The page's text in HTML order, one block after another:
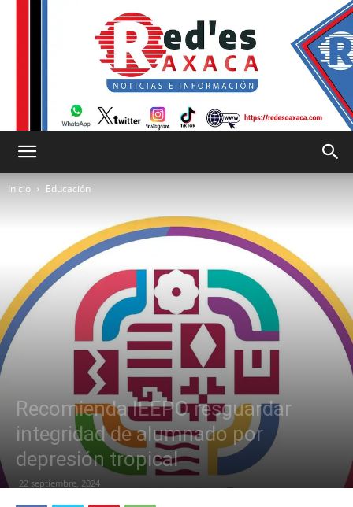
es
Oaxaca
Inicio Educación
Recomienda IEEPO resguardar
integridad de alumnado por
depresión tropical
22 septiembre, 2024